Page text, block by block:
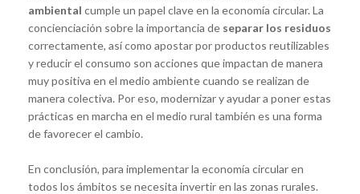
ambiental cumple un papel clave en la economía circular. La
concienciación sobre la importancia de separar los residuos
correctamente, así como apostar por productos reutilizables
y reducir el consumo son acciones que impactan de manera
muy positiva en el medio ambiente cuando se realizan de
manera colectiva. Por eso, modernizar y ayudar a poner estas
prácticas en marcha en el medio rural también es una forma
de favorecer el cambio.
En conclusión, para implementar la economía circular en
todos los ámbitos se necesita invertir en las zonas rurales.